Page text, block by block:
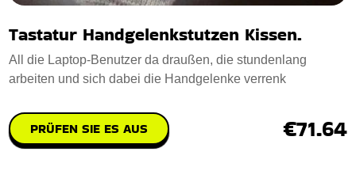
Tastatur Handgelenkstutzen Kissen.
All die Laptop-Benutzer da draußen, die stundenlang
arbeiten und sich dabei die Handgelenke verrenk
PRÜFEN SIE ES AUS €71.64